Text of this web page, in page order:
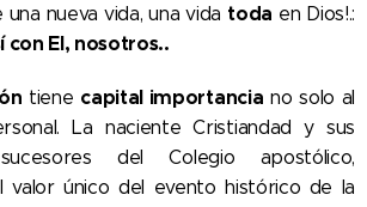
una nueva vida, una vida toda en Dios!.:
con El, nosotros..
tiene capital importancia no solo al
La naciente Cristiandad y sus
del Colegio apostólico,
valor único del evento histórico de la